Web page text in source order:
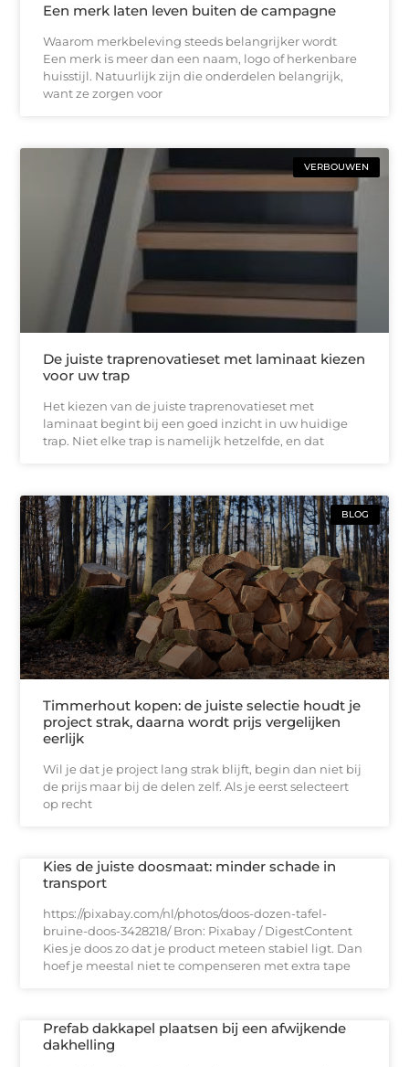
Een merk laten leven buiten de campagne
Waarom merkbeleving steeds belangrijker wordt
Een merk is meer dan een naam, logo of herkenbare
huisstijl. Natuurlijk zijn die onderdelen belangrijk,
want ze zorgen voor
VERBOUWEN
De juiste traprenovatieset met laminaat kiezen
voor uw trap
Het kiezen van de juiste traprenovatieset met
laminaat begint bij een goed inzicht in uw huidige
trap. Niet elke trap is namelijk hetzelfde, en dat
BLOG
Timmerhout kopen: de juiste selectie houdt je
project strak, daarna wordt prijs vergelijken
eerlijk
Wil je dat je project lang strak blijft, begin dan niet bij
de prijs maar bij de delen zelf. Als je eerst selecteert
op recht
Kies de juiste doosmaat: minder schade in
transport
https://pixabay.com/nl/photos/doos-dozen-tafel-
bruine-doos-3428218/ Bron: Pixabay / DigestContent
Kies je doos zo dat je product meteen stabiel ligt. Dan
hoef je meestal niet te compenseren met extra tape
Prefab dakkapel plaatsen bij een afwijkende
dakhelling